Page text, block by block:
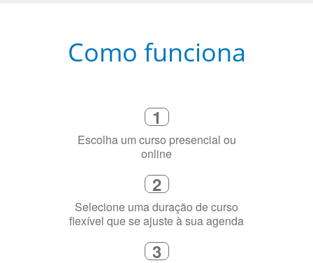
1
Escolha um curso presencial ou
online
2
Selecione uma duração de curso
flexível que se ajuste à sua agenda